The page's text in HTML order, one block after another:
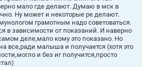
мало где делают. Думаю в мск в
Ну может и некоторые ре делают.
грамотным надо советоваться.
в зависимости от показаний. И наверно
деле,мало кому это показано. Но
все,ради малыша и получается (хотя это
и без иг получится,просто